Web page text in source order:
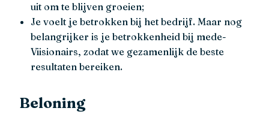
uit om te blijven groeien;
Je voelt je betrokken bij het bedrijf. Maar nog
belangrijker is je betrokkenheid bij mede-
Viisionairs, zodat we gezamenlijk de beste
resultaten bereiken.
Beloning